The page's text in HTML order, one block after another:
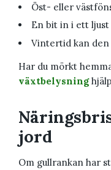
Öst- eller
En bit in i ett ljust
Vintertid kan
Har du mörkt
växtbelysning
jord
Om gullrankan har